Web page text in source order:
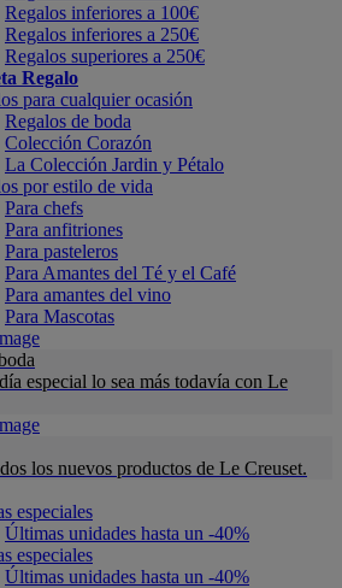
Regalos inferiores a 100€
Regalos inferiores a 250€
Regalos superiores a 250€
Regalo
para cualquier ocasión
Regalos de boda
Colección Corazón
La Colección Jardin y Pétalo
por estilo de vida
Para chefs
Para anfitriones
Para pasteleros
Para Amantes del Té y el Café
Para amantes del vino
Para Mascotas
especial lo sea más todavía con Le
los nuevos productos de Le Creuset.
especiales
Últimas unidades hasta un -40%
especiales
Últimas unidades hasta un -40%